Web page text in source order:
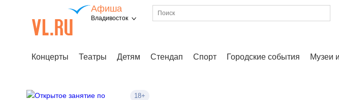
Афиша
Владивосток
Концерты Театры Детям Стендап Спорт Городские события Музеи
18+